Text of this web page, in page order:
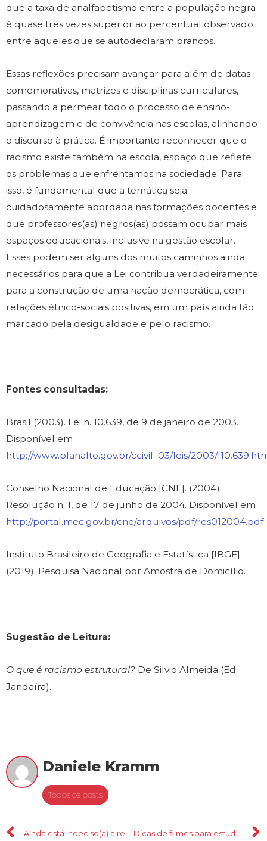
que a taxa de analfabetismo entre a população negra
é quase três vezes superior ao percentual observado
entre aqueles que se autodeclaram brancos.
Essas reflexões precisam avançar para além de datas
comemorativas, matrizes e disciplinas curriculares,
passando a permear todo o processo de ensino-
aprendizagem e de convivência nas escolas, alinhando
o discurso à prática. É importante reconhecer que o
racismo existe também na escola, espaço que reflete
os problemas que enfrentamos na sociedade. Para
isso, é fundamental que a temática seja
cuidadosamente abordada nas formações docentes e
que professores(as) negros(as) possam ocupar mais
espaços educacionais, inclusive na gestão escolar.
Esses podem ser alguns dos muitos caminhos ainda
necessários para que a Lei contribua verdadeiramente
para a construção de uma nação democrática, com
relações étnico-sociais positivas, em um país ainda tão
marcado pela desigualdade e pelo racismo.
Fontes consultadas:
Brasil (2003). Lei n. 10.639, de 9 de janeiro de 2003.
Disponível em
http://www.planalto.gov.br/ccivil_03/leis/2003/
Conselho Nacional de Educação [CNE]. (2004).
Resolução n. 1, de 17 de junho de 2004. Disponível em
http://portal.mec.gov.br/cne/arquivos/pdf/res012004.pdf
Instituto Brasileiro de Geografia e Estatística [IBGE].
(2019). Pesquisa Nacional por Amostra de Domicílio.
Sugestão de Leitura:
O que é racismo estrutural? De Silvio Almeida (Ed.
Jandaíra).
Daniele Kramm
Todos os posts